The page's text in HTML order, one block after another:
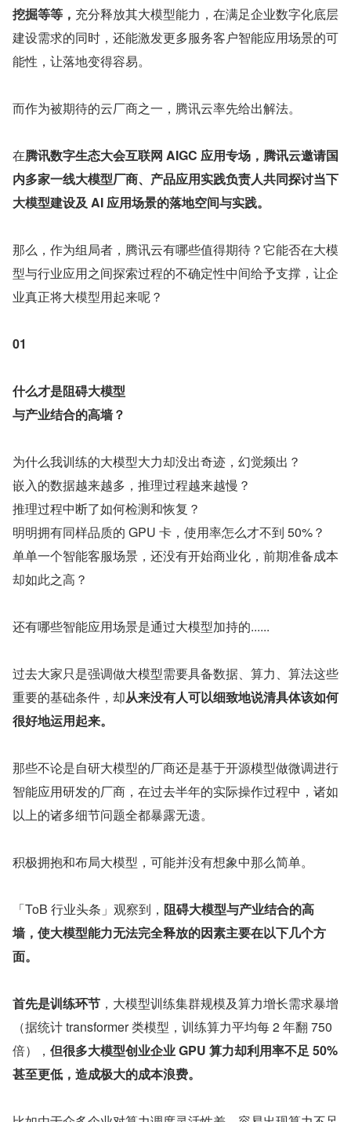
挖掘等等， 充分释放其大模型能力，在满足企业数字化底层
建设需求的同时，还能激发更多服务客户智能应用场景的可
能性，让落地变得容易。
而作为被期待的云厂商之一，腾讯云率先给出解法。
在腾讯数字生态大会互联网 AIGC 应用专场，腾讯云邀请国
内多家一线大模型厂商、产品应用实践负责人共同探讨当下
大模型建设及 AI 应用场景的落地空间与实践。
那么，作为组局者，腾讯云有哪些值得期待？它能否在大模
型与行业应用之间探索过程的不确定性中间给予支撑，让企
业真正将大模型用起来呢？
01
什么才是阻碍大模型
与产业结合的高墙？
为什么我训练的大模型大力却没出奇迹，幻觉频出？
嵌入的数据越来越多，推理过程越来越慢？
推理过程中断了如何检测和恢复？
明明拥有同样品质的 GPU 卡，使用率怎么才不到 50%？
单单一个智能客服场景，还没有开始商业化，前期准备成本
却如此之高？
还有哪些智能应用场景是通过大模型加持的......
过去大家只是强调做大模型需要具备数据、算力、算法这些
重要的基础条件，却从来没有人可以细致地说清具体该如何
很好地运用起来。
那些不论是自研大模型的厂商还是基于开源模型做微调进行
智能应用研发的厂商，在过去半年的实际操作过程中，诸如
以上的诸多细节问题全都暴露无遗。
积极拥抱和布局大模型，可能并没有想象中那么简单。
「ToB 行业头条」观察到， 阻碍大模型与产业结合的高
墙，使大模型能力无法完全释放的因素主要在以下几个方
面。
首先是训练环节 ，大模型训练集群规模及算力增长需求暴增
（据统计 transformer 类模型，训练算力平均每 2 年翻 750
倍）， 但很多大模型创业企业 GPU 算力却利用率不足 50%
甚至更低，造成极大的成本浪费。